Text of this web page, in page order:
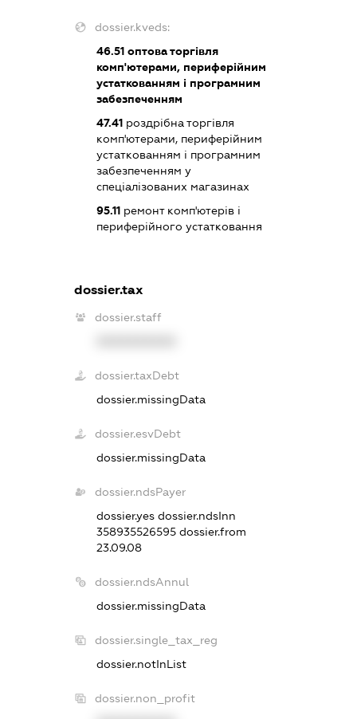
dossier.kveds:
46.51 оптова торгівля
комп'ютерами, периферійним
устаткованням і програмним
забезпеченням
47.41 роздрібна торгівля
комп'ютерами, периферійним
устаткованням і програмним
забезпеченням у
спеціалізованих магазинах
95.11 ремонт комп'ютерів і
периферійного устатковання
dossier.tax
dossier.staff
dossier.taxDebt
dossier.missingData
dossier.esvDebt
dossier.missingData
dossier.ndsPayer
dossier.yesdossier.ndsInn
358935526595dossier.from
23.09.08
dossier.ndsAnnul
dossier.missingData
dossier.single_tax_reg
dossier.notInList
dossier.non_profit